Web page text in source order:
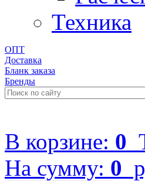
Техника
ОПТ
Доставка
Бланк заказа
Бренды
В корзине: 0
На сумму: 0